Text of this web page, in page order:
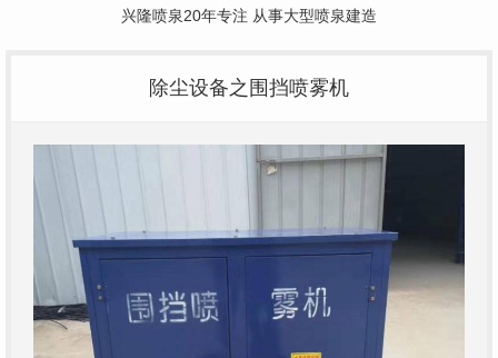
兴隆喷泉20年专注 从事大型喷泉建造
除尘设备之围挡喷雾机